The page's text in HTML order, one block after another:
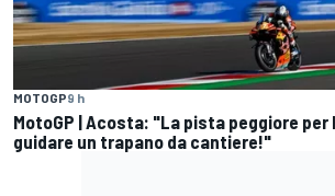
MOTOGP9 h
MotoGP | Acosta: "La pista peggiore per
guidare un trapano da cantiere!"